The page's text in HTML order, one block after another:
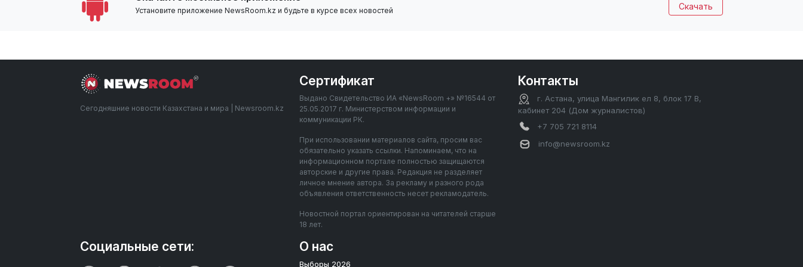
Установите приложение NewsRoom.kz и будьте в курсе всех новостей Скачать
Сегодняшние новости Казахстана и мира | Newsroom.kz
Сертификат
Выдано Свидетельство ИА «NewsRoom +» №16544 от
25.05.2017 г. Министерством информации и
коммуникации РК.
При использовании материалов сайта, просим вас
обязательно указать ссылки. Напоминаем, что на
информационном портале полностью защищаются
авторские и другие права. Редакция не разделяет
личное мнение автора. За рекламу и разного рода
объявления ответственность несет рекламодатель.
Новостной портал ориентирован на читателей старше
18 лет.
Контакты
г. Астана, улица Мангилик ел 8, блок 17 В,
кабинет 204 (Дом журналистов)
+7 705 721 8114
info@newsroom.kz
О нас
Выборы 2026
Социальные сети: